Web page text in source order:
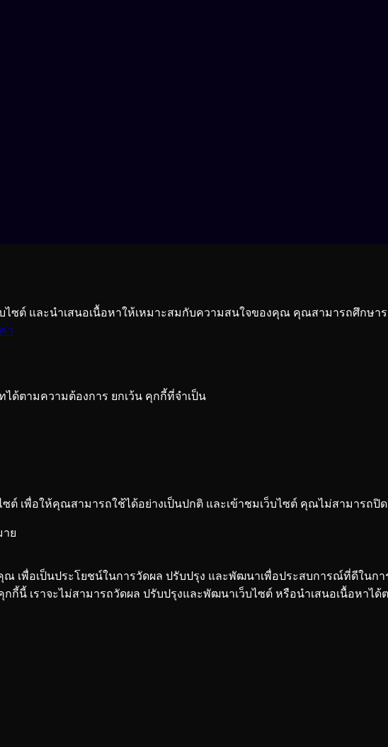
ซต์ และนำเสนอเนื้อหาให้เหมาะสมกับความสนใจของคุณ คุณสามารถศึกษาร
า
ด้ตามความต้องการ ยกเว้น คุกกี้ที่จำเป็น
นี้ เราจะไม่สามารถวัดผล ปรับปรุงและพัฒนาเว็บไซต์ หรือนำเสนอเนื้อหาไ